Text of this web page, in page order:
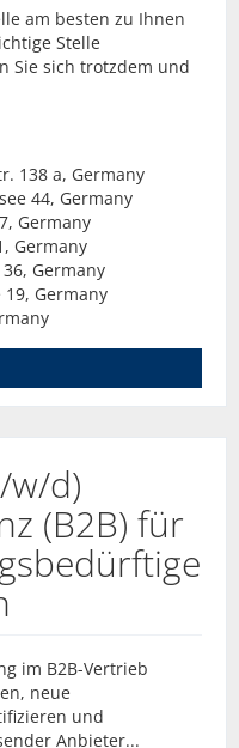
am besten zu Ihnen
Stelle
Sie sich trotzdem und
138 a, Germany
44, Germany
Germany
Germany
Germany
Germany
w/d)
(B2B) für
im B2B-Vertrieb
neue
und
Anbieter...